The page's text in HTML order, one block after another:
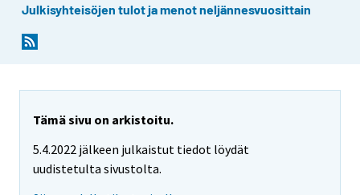
Julkisyhteisöjen tulot ja menot neljännesvuosittain
Tämä sivu on arkistoitu.
5.4.2022 jälkeen julkaistut tiedot löydät
uudistetulta sivustolta.